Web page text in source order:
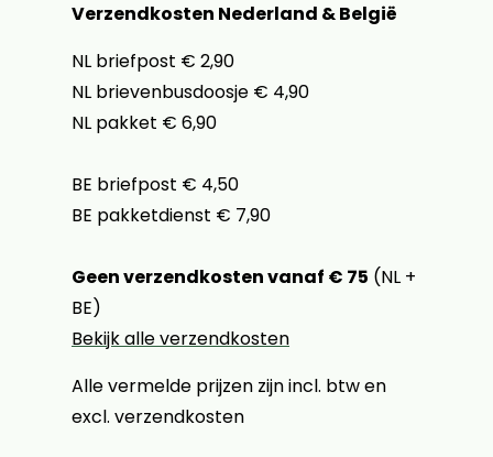
Verzendkosten Nederland & België
NL briefpost € 2,90
NL brievenbusdoosje € 4,90
NL pakket € 6,90
BE briefpost € 4,50
BE pakketdienst € 7,90
Geen verzendkosten vanaf € 75 (NL +
BE)
Bekijk alle verzendkosten
Alle vermelde prijzen zijn incl. btw en
excl. verzendkosten